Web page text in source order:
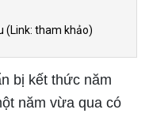
(Link: tham khảo)
bị kết thức năm
năm vừa qua có